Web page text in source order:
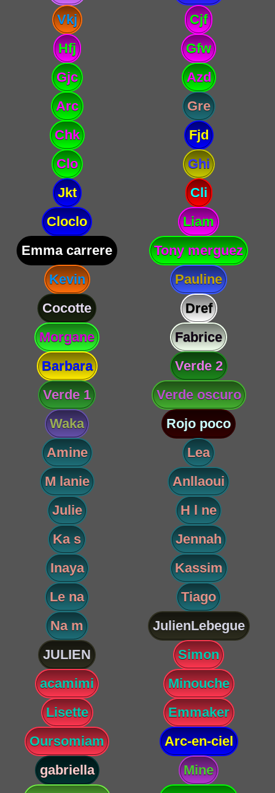
Vkj
Cjf
Hfj
Gfw
Gjc
Azd
Arc
Gre
Chk
Fjd
Clo
Ghi
Jkt
Cli
Cloclo
Liam
Emma carrere
Tony merguez
Kevin
Pauline
Cocotte
Dref
Morgane
Fabrice
Barbara
Verde 2
Verde 1
Verde oscuro
Waka
Rojo poco
Amine
Lea
M lanie
Anllaoui
Julie
H l ne
Ka s
Jennah
Inaya
Kassim
Le na
Tiago
Na m
JulienLebegue
JULIEN
Simon
acamimi
Minouche
Lisette
Emmaker
Oursomiam
Arc-en-ciel
gabriella
Mine